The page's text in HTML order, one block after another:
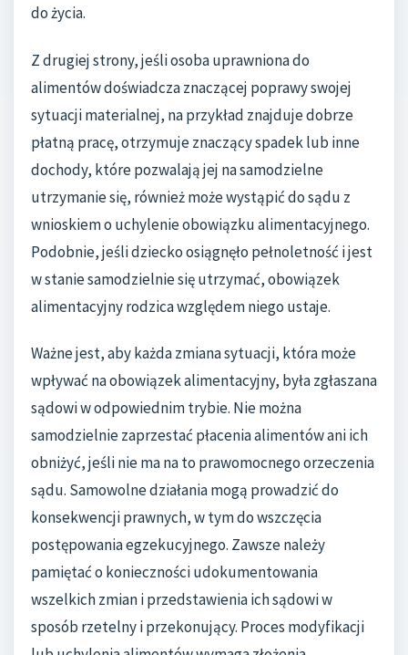
do życia.
Z drugiej strony, jeśli osoba uprawniona do
alimentów doświadcza znaczącej poprawy swojej
sytuacji materialnej, na przykład znajduje dobrze
płatną pracę, otrzymuje znaczący spadek lub inne
dochody, które pozwalają jej na samodzielne
utrzymanie się, również może wystąpić do sądu z
wnioskiem o uchylenie obowiązku alimentacyjnego.
Podobnie, jeśli dziecko osiągnęło pełnoletność i jest
w stanie samodzielnie się utrzymać, obowiązek
alimentacyjny rodzica względem niego ustaje.
Ważne jest, aby każda zmiana sytuacji, która może
wpływać na obowiązek alimentacyjny, była zgłaszana
sądowi w odpowiednim trybie. Nie można
samodzielnie zaprzestać płacenia alimentów ani ich
obniżyć, jeśli nie ma na to prawomocnego orzeczenia
sądu. Samowolne działania mogą prowadzić do
konsekwencji prawnych, w tym do wszczęcia
postępowania egzekucyjnego. Zawsze należy
pamiętać o konieczności udokumentowania
wszelkich zmian i przedstawienia ich sądowi w
sposób rzetelny i przekonujący. Proces modyfikacji